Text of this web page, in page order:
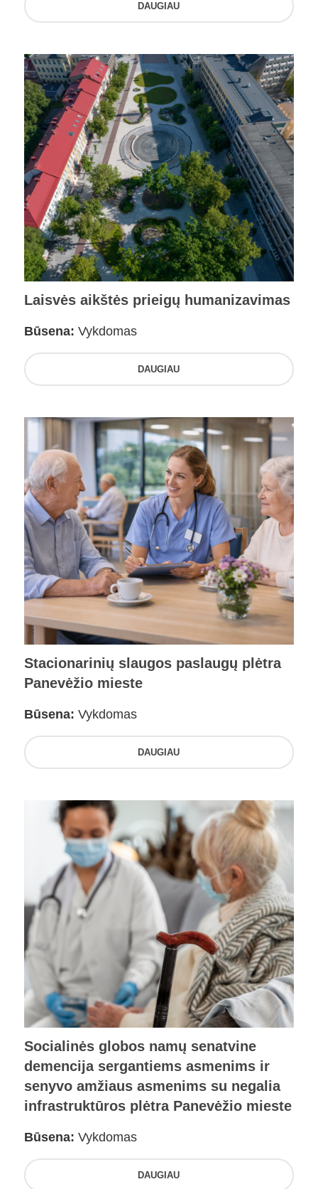
DAUGIAU
Laisvės aikštės prieigų humanizavimas
Būsena: Vykdomas
DAUGIAU
Stacionarinių slaugos paslaugų plėtra
Panevėžio mieste
Būsena: Vykdomas
DAUGIAU
Socialinės globos namų senatvine
demencija sergantiems asmenims ir
senyvo amžiaus asmenims su negalia
infrastruktūros plėtra Panevėžio mieste
Būsena: Vykdomas
DAUGIAU